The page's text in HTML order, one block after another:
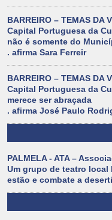
BARREIRO – TEMAS DA
Capital Portuguesa da
não é somente do
. afirma Sara Ferreir
BARREIRO – TEMAS DA
Capital Portuguesa da
merece ser abraçada
. afirma José Paulo
PALMELA - ATA –
Um grupo de teatro
estão e combate a